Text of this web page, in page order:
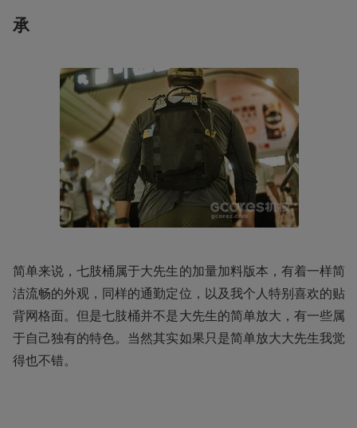
承
简单来说，七肢桶属于大先生的加量加料版本，有着一样简
洁流畅的外观，同样的通勤定位，以及我个人特别喜欢的贴
背网格面。但是七肢桶并不是大先生的简单放大，有一些属
于自己独有的特色。当然其实如果只是简单放大大先生我觉
得也不错。